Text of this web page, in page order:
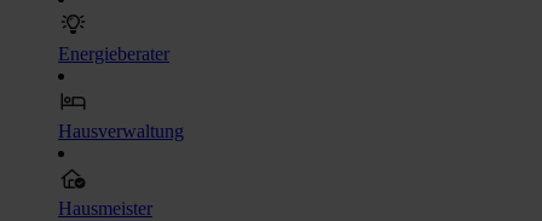
Energieberater
Hausverwaltung
Hausmeister